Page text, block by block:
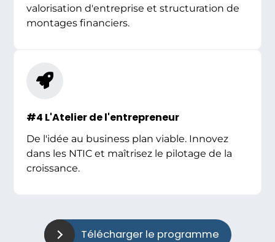
valorisation d'entreprise et structuration de
montages financiers.
#4 L'Atelier de l'entrepreneur
De l'idée au business plan viable. Innovez
dans les NTIC et maîtrisez le pilotage de la
croissance.
Télécharger le programme